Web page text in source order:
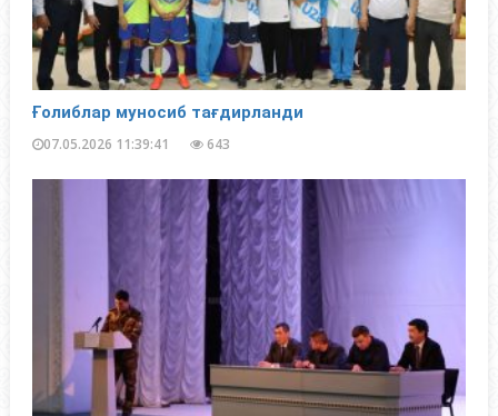
Ғолиблар муносиб тағдирланди
07.05.2026 11:39:41 643